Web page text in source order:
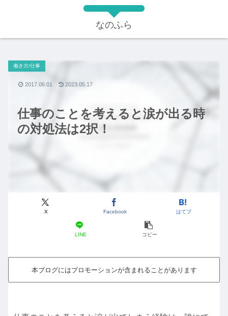
なのふら
仕事のことを考えると涙が出る時
の対処法は2択！
働き方/仕事
X Facebook はてブ
LINE コピー
2017.06.01 2023.05.17
本ブログにはプロモーションが含まれることがあります